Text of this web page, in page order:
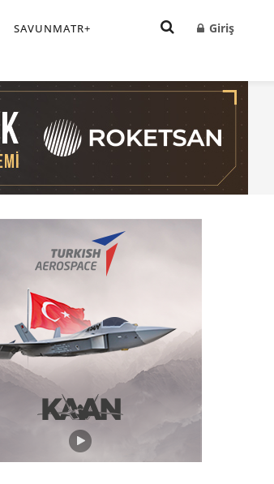
SAVUNMATR+ Giriş